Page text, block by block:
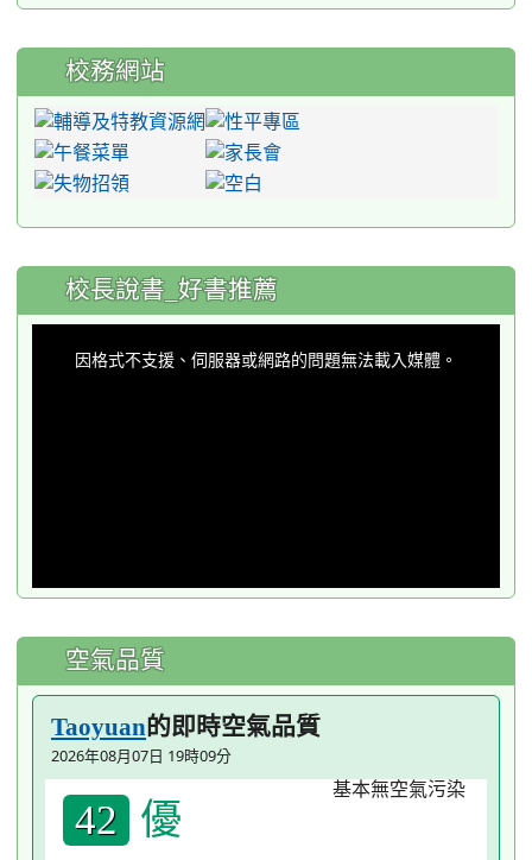
校務網站
:::
校長說書_好書推薦
因格式不支援、伺服器或網路的問題無法載入媒體。
空氣品質
Taoyuan的即時空氣品質
2026年08月07日 19時09分
42 優